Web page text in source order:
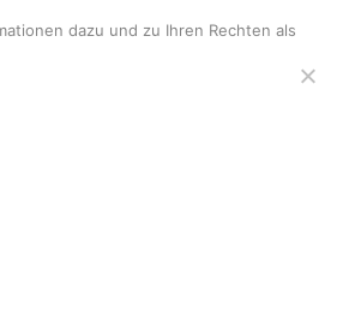
dazu und zu Ihren Rechten als